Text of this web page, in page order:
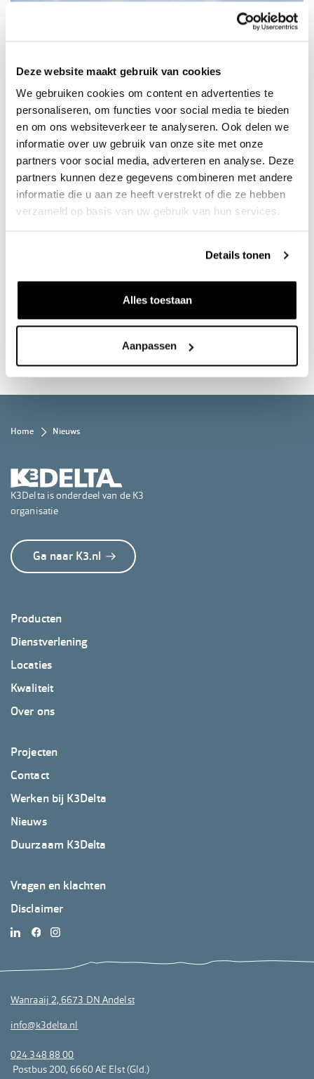
Deze website maakt gebruik van cookies
We gebruiken cookies om content en advertenties te
personaliseren, om functies voor social media te bieden
en om ons websiteverkeer te analyseren. Ook delen we
informatie over uw gebruik van onze site met onze
partners voor social media, adverteren en analyse. Deze
partners kunnen deze gegevens combineren met andere
informatie die u aan ze heeft verstrekt of die ze hebben
verzameld op basis van uw gebruik van hun services.
Details tonen
Alles toestaan
Aanpassen
Mooie projecten realiseren. Dat is waar we bij K3Delta
grondstoffen voorzien en creëren we tegelijkertijd nieuwe
natuurgebieden en zorgen we voor hoogwaterveiligheid. Zo
bouwen we dus aan morgen.
Lees hier hoe we bouwen aan morgen
Kruimelpad
Home Nieuws
K3Delta is onderdeel van de K3
organisatie
Ga naar K3.nl
Footer
K3Delta
Producten
Dienstverlening
Locaties
Kwaliteit
Over ons
Footer
K3Delta
2
Projecten
Contact
Werken bij K3Delta
Nieuws
Duurzaam K3Delta
Footer
K3Delta
3
Vragen en klachten
Disclaimer
Wanraaij 2, 6673 DN Andelst
info@k3delta.nl
024 348 88 00
Postbus 200, 6660 AE Elst (Gld.)